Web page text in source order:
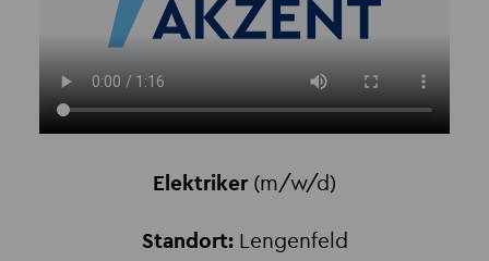
Elektriker (m/w/d)
Standort: Lengenfeld